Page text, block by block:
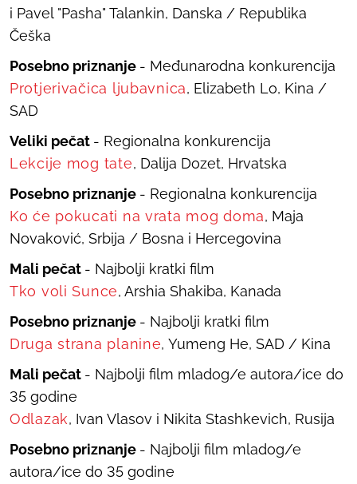
i Pavel "Pasha" Talankin, Danska / Republika
Češka
Posebno priznanje - Međunarodna konkurencija
Protjerivačica ljubavnica, Elizabeth Lo, Kina /
SAD
Veliki pečat - Regionalna konkurencija
Lekcije mog tate, Dalija Dozet, Hrvatska
Posebno priznanje - Regionalna konkurencija
Ko će pokucati na vrata mog doma, Maja
Novaković, Srbija / Bosna i Hercegovina
Mali pečat - Najbolji kratki film
Tko voli Sunce,Arshia Shakiba, Kanada
Posebno priznanje - Najbolji kratki film
Druga strana planine,Yumeng He, SAD / Kina
Mali pečat - Najbolji film mladog/e autora/ice do
35 godine
Odlazak, Ivan Vlasov i Nikita Stashkevich, Rusija
Posebno priznanje - Najbolji film mladog/e
autora/ice do 35 godine